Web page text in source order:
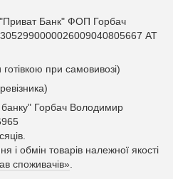
"Приват Банк" ФОП Горбач
АТ
при самовивозі)
Горбач Володимир
і обмін товарів належної якості
споживачів».